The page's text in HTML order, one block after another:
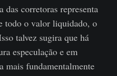
das corretoras representa
todo o valor liquidado, o
talvez sugira que há
especulação e em
mais fundamentalmente